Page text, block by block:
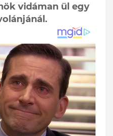
vidáman ül egy